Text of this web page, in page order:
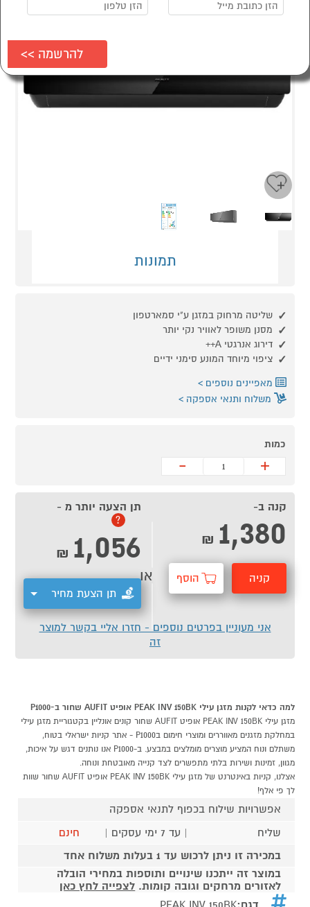
תמונות
שליטה מרחוק במזגן ע"י סמארטפון
מסנן משופר לאוויר נקי יותר
דירוג אנרגטי A++
ציפוי מיוחד המונע סימני ידיים
מאפיינים נוספים
משלוח ותנאי אספקה
כמות
+
-
קנה ב-
1,380
₪
קניה הוסף
תן הצעה יותר מ -
?
1,056
₪
תן הצעת מחיר
או
אני מעוניין בפרטים נוספים - חזרו אליי בקשר למוצר
זה
למה כדאי לקנות מזגן עילי PEAK INV 150BK אופיט AUFIT שחור ב-P1000
מזגן עילי PEAK INV 150BK אופיט AUFIT שחור קונים אונליין בקטגוריית מזגן עילי
במחלקת מזגנים מאווררים ומוצרי חימום בP1000 - אתר קניות ישראלי בטוח,
משתלם ונוח המציע מוצרים מומלצים במבצע. ב-P1000 אנו נותנים דגש על איכות,
מגוון, זמינות ושירות בלתי מתפשרים לצד קנייה מאובטחת ונוחה.
אצלנו, קניות באינטרנט של מזגן עילי PEAK INV 150BK אופיט AUFIT שחור שוות
לך פי אלף!
אפשרויות שילוח בכפוף לתנאי אספקה
שליח
| עד 7 ימי עסקים |
חינם
במכירה זו ניתן לרכוש עד 1 בעלות משלוח אחד
במוצר זה ייתכנו שינויים ותוספות במחירי הובלה
לאזורים מרחקים וגובה קומות. לצפייה לחץ כאן